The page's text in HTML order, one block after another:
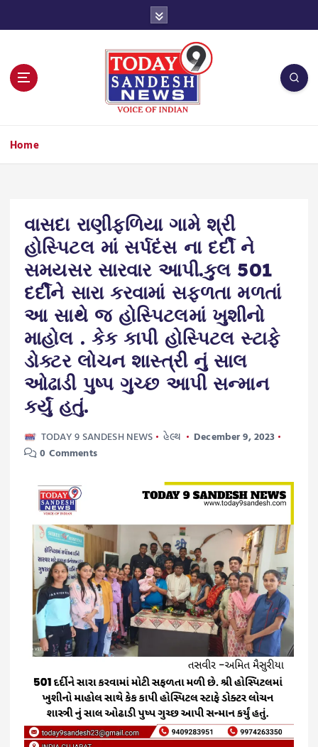
Home
વાસદા રાણીફળિયા ગામે શ્રી
હોસ્પિટલ માં સર્પદંસ ના દર્દી ને
સમયસર સારવાર આપી.કુલ 501
દર્દીને સારા કરવામાં સફળતા મળતાં
આ સાથે જ હોસ્પિટલમાં ખુશીનો
માહોલ . કેક કાપી હોસ્પિટલ સ્ટાફે
ડોક્ટર લોચન શાસ્ત્રી નું સાલ
ઓઢાડી પુષ્પ ગુચ્છ આપી સન્માન
કર્યું હતું.
TODAY 9 SANDESH NEWS હેલ્થ
December 9, 2023
0 Comments